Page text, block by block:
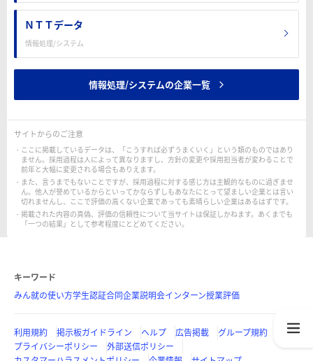
ＮＴＴデータ
情報処理/システム
情報処理/システムの企業一覧
サイトからのご注意
ここに掲載しているデータは、「こうすれば必ずうまくいく」という類のものではあり
ません。採用過程は人によって異なりますし、方針の変更や採用担当者が変わることで
前年と大幅に変更される場合もありえます。
また、言うまでもないことですが、採用過程に対する感じ方は主観的なものに過ぎませ
ん。他人が誉めているからといってかならずしもあなたにとって望ましい企業とは言い
切れませんし、ここで評価の高くない企業であっても素晴らしい企業はあるはずです。
掲載された内容の真偽、評価の信頼性について当サイトは保証しかねます。あくまでも
「一つの結果」として参考程度にとどめてください。
キーワード
みん就の使い方学生認証合同企業説明会インターン授業評価
利用規約 掲示板ガイドライン ヘルプ 広告掲載
グループ規約
プライバシーポリシー
外部送信ポリシー